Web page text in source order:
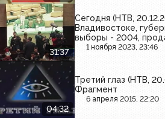
31:37
Сегодня (НТВ,
Владивостоке,
выборы - 2004,
Юганскнефтегаза,
1 ноября 2023, 23:46
04:32
Третий глаз (НТВ,
Фрагмент
6 апреля 2015, 22:20